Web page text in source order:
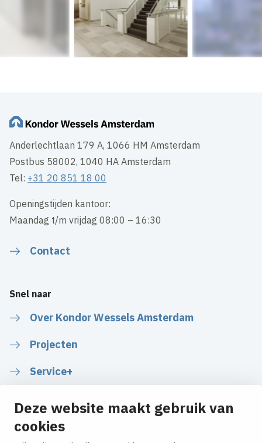
Deze website maakt gebruik van
cookies
Anderlechtlaan 179 A, 1066 HM Amsterdam
Postbus 58002, 1040 HA Amsterdam
Tel: +31 20 851 18 00
Openingstijden kantoor:
Maandag t/m vrijdag 08:00 – 16:30
Contact
Snel naar
Over Kondor Wessels Amsterdam
Projecten
Service+